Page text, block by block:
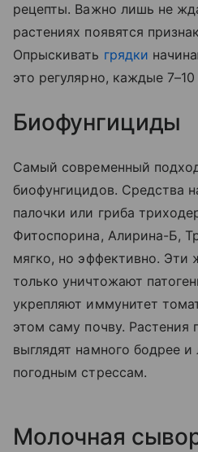
рецепты. Важно лишь не
растениях появятся
Опрыскивать грядки
это регулярно, каждые 7–10
Биофунгициды
Самый современный
биофунгицидов. Средства
палочки или гриба
Фитоспорина, Алирина-Б,
мягко, но эффективно.
только уничтожают
укрепляют иммунитет
этом саму почву. Растения
выглядят намного бодрее
погодным стрессам.
Молочная